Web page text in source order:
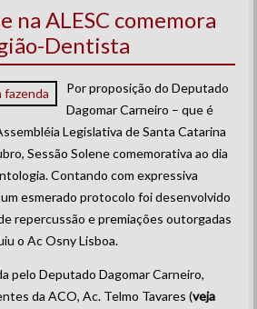
na ALESC comemora
Dentista
Por proposição do Deputado
Dagomar Carneiro – que é
Legislativa de Santa Catarina
Sessão Solene comemorativa ao dia
Contando com expressiva
esmerado protocolo foi desenvolvido
repercussão e premiações outorgadas
o Ac Osny Lisboa.
pelo Deputado Dagomar Carneiro,
da ACO, Ac. Telmo Tavares (veja